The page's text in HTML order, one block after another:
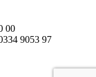
00
9053 97